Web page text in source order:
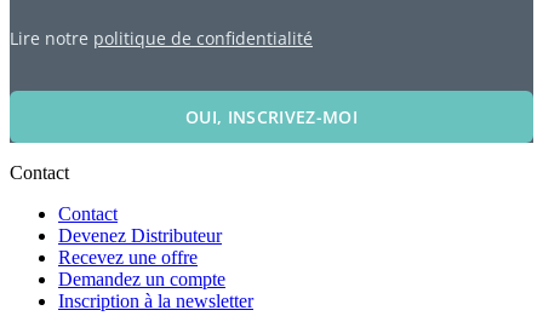
Lire notre politique de confidentialité
OUI, INSCRIVEZ-MOI
Contact
Contact
Devenez Distributeur
Recevez une offre
Demandez un compte
Inscription à la newsletter